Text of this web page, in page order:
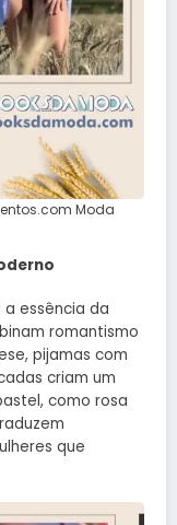
Moda
a essência da
romantismo
pijamas com
criam um
como rosa
que